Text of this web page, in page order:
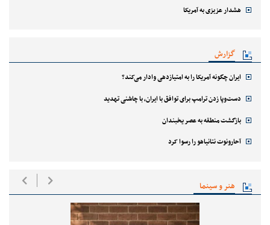
هشدار عزیزی به آمریکا
گزارش
ایران چگونه آمریکا را به امتیازدهی وادار می‌کند؟
دست‌وپا زدن ترامپ برای توافق با ایران، با چاشنی تهدید
بازگشت منطقه به عصر یخبندان
آحارونوت نتانیاهو را رسوا کرد
هنر و سینما